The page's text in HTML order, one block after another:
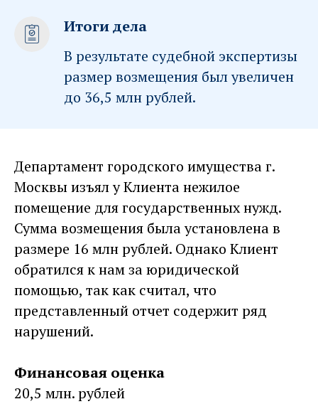
Итоги дела
В результате судебной экспертизы
размер возмещения был увеличен
до 36,5 млн рублей.
Департамент городского имущества г.
Москвы изъял у Клиента нежилое
помещение для государственных нужд.
Сумма возмещения была установлена в
размере 16 млн рублей. Однако Клиент
обратился к нам за юридической
помощью, так как считал, что
представленный отчет содержит ряд
нарушений.
Финансовая оценка
20,5 млн. рублей